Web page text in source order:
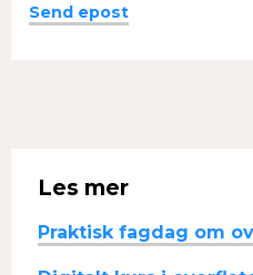
Send epost
Les mer
Praktisk fagdag om